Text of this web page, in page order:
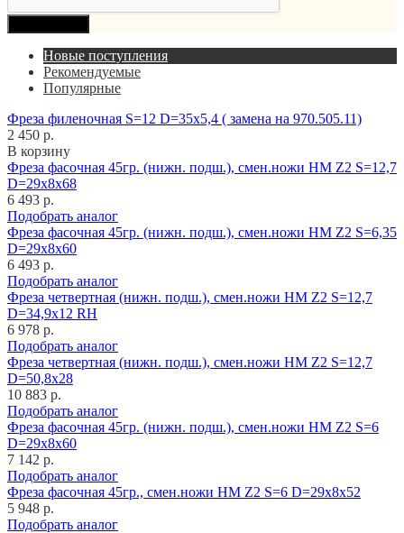
Новые поступления
Рекомендуемые
Популярные
Фреза филеночная S=12 D=35x5,4 ( замена на 970.505.11)
2 450 р.
В корзину
Фреза фасочная 45гр. (нижн. подш.), смен.ножи HM Z2 S=12,7
D=29x8x68
6 493 р.
Подобрать аналог
Фреза фасочная 45гр. (нижн. подш.), смен.ножи HM Z2 S=6,35
D=29x8x60
6 493 р.
Подобрать аналог
Фреза четвертная (нижн. подш.), смен.ножи HM Z2 S=12,7
D=34,9x12 RH
6 978 р.
Подобрать аналог
Фреза четвертная (нижн. подш.), смен.ножи HM Z2 S=12,7
D=50,8x28
10 883 р.
Подобрать аналог
Фреза фасочная 45гр. (нижн. подш.), смен.ножи HM Z2 S=6
D=29x8x60
7 142 р.
Подобрать аналог
Фреза фасочная 45гр., смен.ножи HM Z2 S=6 D=29x8x52
5 948 р.
Подобрать аналог